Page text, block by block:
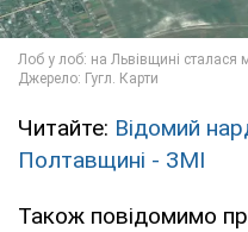
Читайте: Відомий
Полтавщині - ЗМІ
Також повідомимо